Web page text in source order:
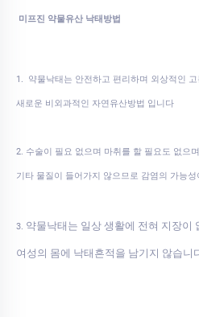
미프진 약물유산 낙태방법
1. 약물낙태는 안전하고 편리하며 외상적인 고
새로운 비외과적인 자연유산방법 입니다
2. 수술이 필요 없으며 마취를 할 필요도 없으
기타 물질이 들어가지 않으므로 감염의 가능
3. 약물낙태는 일상 생활에 전혀 지장이
여성의 몸에 낙태흔적을 남기지 않습니